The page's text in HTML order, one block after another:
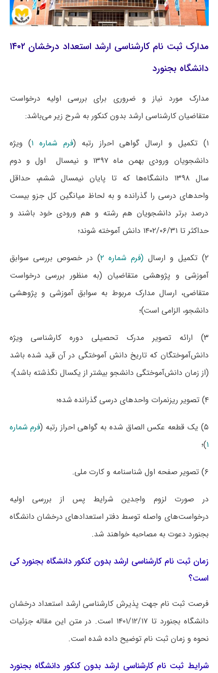
مدارک ثبت نام کارشناسی ارشد استعداد درخشان ۱۴۰۲
دانشگاه بجنورد
مدارک مورد نیاز و ضروری برای بررسی اولیه درخواست
متقاضیان کارشناسی ارشد بدون کنکور به شرح زیر می‌باشد:
۱) تکمیل و ارسال گواهی احراز رتبه ( فرم شماره ۱
) ویژه
دانشجویان ورودی بهمن ماه ۱۳۹۷ و نیمسال اول و دوم
سال ۱۳۹۸ دانشگاه‌ها که تا پایان نیمسال ششم، حداقل
واحدهای درسی‎ را گذرانده و به لحاظ میانگین کل جزو بیست
درصد برتر دانشجویان هم رشته و هم ورودی خود باشند و
حداکثر تا ۱۴۰۲/۰۶/۳۱ دانش ‎آموخته شوند؛
۲) تکمیل و ارسال (فرم شماره ۲
) در خصوص بررسی سوابق
آموزشی و پژوهشی متقاضیان (به منظور بررسی درخواست
متقاضی، ارسال مدارک مربوط به سوابق آموزشی و پژوهشی
دانشجو، الزامی است)؛
۳) ارائه تصویر مدرک تحصیلی دوره کارشناسی ویژه
دانش‌آموختگان که تاریخ دانش ­آموختگی در آن قید شده باشد
(از زمان دانش‌آموختگی دانشجو ‌بیشتر از یکسال نگذشته باشد)؛
۴) تصویر ریزنمرات واحدهای درسی گذرانده شده؛
۵) یک قطعه عکس الصاق شده به گواهی احراز رتبه (
فرم شماره
۱)؛
۶) تصویر صفحه اول شناسنامه و کارت ملی.
در صورت لزوم واجدین شرایط پس از بررسی اولیه
درخواست‏‌های واصله توسط دفتر استعدادهای درخشان دانشگاه
بجنورد دعوت به مصاحبه خواهند شد.
زمان ثبت نام کارشناسی ارشد بدون کنکور دانشگاه بجنورد کی
است؟
فرصت ثبت نام جهت پذیرش کارشناسی ارشد استعداد درخشان
دانشگاه بجنورد تا ۱۴۰۱/۱۲/۱۷ است. در متن این مقاله جزئیات
نحوه و زمان ثبت نام توضیح داده شده است.
شرایط ثبت نام کارشناسی ارشد بدون کنکور دانشگاه بجنورد